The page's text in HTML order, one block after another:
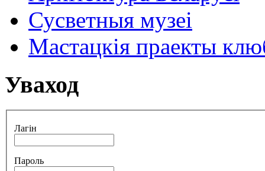
Сусветныя музеі
Мастацкія праекты
Уваход
Лагін
Пароль